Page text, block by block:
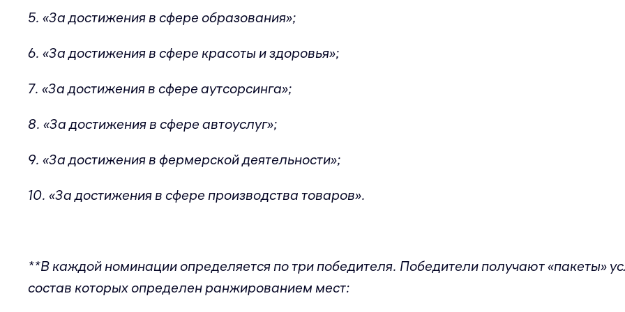
5. «За достижения в сфере образования»;
6. «За достижения в сфере красоты и здоровья»;
7. «За достижения в сфере аутсорсинга»;
8. «За достижения в сфере автоуслуг»;
9. «За достижения в фермерской деятельности»;
10. «За достижения в сфере производства товаров».
**В каждой номинации определяется по три победителя. Победители получают «пакеты»
состав которых определен ранжированием мест: